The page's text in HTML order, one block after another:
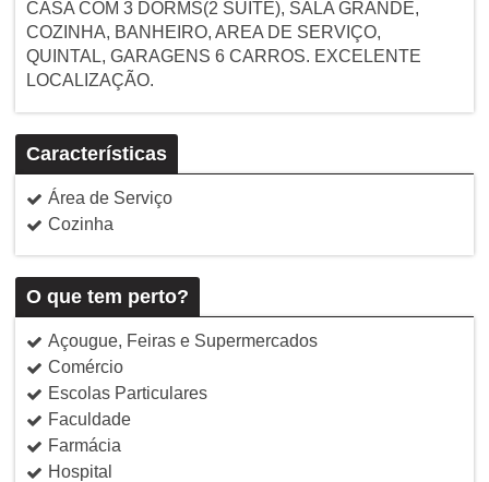
CASA COM 3 DORMS(2 SUITE), SALA GRANDE,
COZINHA, BANHEIRO, AREA DE SERVIÇO,
QUINTAL, GARAGENS 6 CARROS. EXCELENTE
LOCALIZAÇÃO.
Características
Área de Serviço
Cozinha
O que tem perto?
Açougue, Feiras e Supermercados
Comércio
Escolas Particulares
Faculdade
Farmácia
Hospital